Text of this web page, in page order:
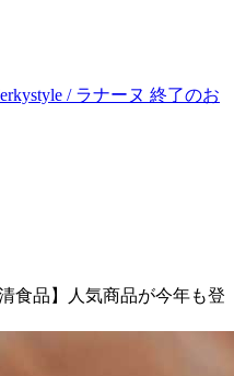
/ ラナーヌ 終了のお
食品】人気商品が今年も登